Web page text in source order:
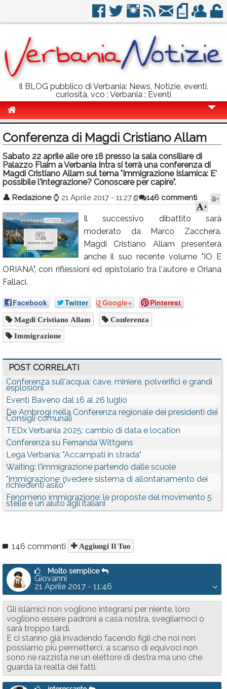
Il BLOG pubblico di Verbania: News, Notizie, eventi,
curiosità, vco : Verbania : Eventi
Politica
Sport
Eventi
Info Utili
Rubriche
Calendario
Annunci
Conferenza di Magdi Cristiano Allam
Sabato 22 aprile alle ore 18 presso la sala consiliare di
Palazzo Flaim a Verbania Intra si terrà una conferenza di
Magdi Cristiano Allam sul tema "Immigrazione Islamica: E'
possibile l'integrazione? Conoscere per capire".
👤 Redazione ⌚ 21 Aprile 2017 - 11:27 146 commenti
a-
+
Il successivo dibattito sarà
moderato da Marco Zacchera.
Magdi Cristiano Allam presenterà
anche il suo recente volume "IO E
ORIANA", con riflessioni ed epistolario tra l'autore e Oriana
Fallaci.
Facebook Twitter Google+ Pinterest
Magdi Cristiano Allam Conferenza
Immigrazione
POST CORRELATI
Conferenza sull'acqua: cave, miniere, polverifici e grandi
esplosioni
Eventi Baveno dal 16 al 26 luglio
De Ambrogi nella Conferenza regionale dei presidenti dei
Consigli comunali
TEDx Verbania 2025: cambio di data e location
Conferenza su Fernanda Wittgens
Lega Verbania: "Accampati in strada"
Waiting: l'immigrazione partendo dalle scuole
"Immigrazione: rivedere sistema di allontanamento dei
richiedenti asilo"
Fenomeno immigrazione: le proposte del movimento 5
stelle e un aiuto agli italiani
146 commenti Aggiungi Il Tuo
Molto semplice
Giovanni
21 Aprile 2017 - 11:46
Gli islamici non vogliono integrarsi per niente, loro
vogliono essere padroni a casa nostra, svegliamoci o
sarà troppo tardi.
E ci stanno già invadendo facendo figli che noi non
possiamo più permetterci, a scanso di equivoci non
sono ne razzista ne un elettore di destra ma uno che
guarda la realtà dei fatti.